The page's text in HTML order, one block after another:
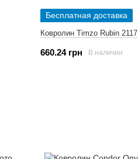
Бесплатная доставка
Ковролин Timzo Rubin 2117
660.24 грн В наличии